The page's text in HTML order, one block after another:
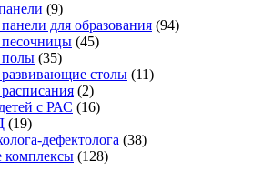
(9)
для образования (94)
(45)
полы (35)
столы (11)
(2)
с РАС (16)
(19)
дефектолога (38)
комплексы (128)